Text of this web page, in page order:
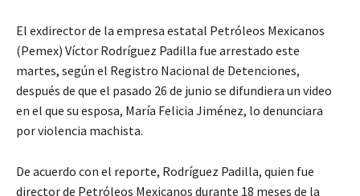
El exdirector de la empresa estatal Petróleos Mexicanos
(Pemex) Víctor Rodríguez Padilla fue arrestado este
martes, según el Registro Nacional de Detenciones,
después de que el pasado 26 de junio se difundiera un video
en el que su esposa, María Felicia Jiménez, lo denunciara
por violencia machista.
De acuerdo con el reporte, Rodríguez Padilla, quien fue
director de Petróleos Mexicanos durante 18 meses de la